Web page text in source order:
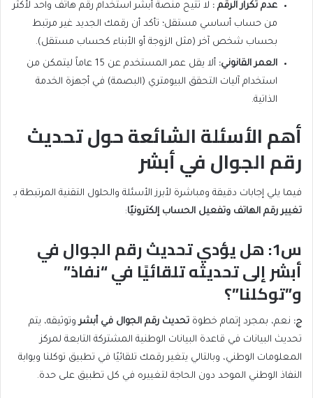
عدم تكرار الرقم : لا تتيح منصة أبشر استخدام رقم هاتف واحد لأكثر
من حساب أساسي مستقل؛ تأكد أن رقمك الجديد غير مرتبط
بحساب شخص آخر (مثل الزوجة أو الأبناء كحساب مستقل).
العمر القانوني:
ألا يقل عمر المستخدم عن 15 عاماً ليتمكن من
استخدام آليات التحقق البيومتري (البصمة) في أجهزة الخدمة
الذاتية.
أهم الأسئلة الشائعة حول تحديث
رقم الجوال في أبشر
فيما يلي إجابات دقيقة ومباشرة لأبرز الأسئلة والحلول التقنية المرتبطة بـ
تغيير رقم الهاتف وتفعيل الحساب إلكترونيًا:
س1: هل يؤدي تحديث رقم الجوال في
أبشر إلى تحديثه تلقائيًا في “نفاذ”
و”توكلنا”؟
ج: نعم، بمجرد إتمام خطوة تحديث رقم الجوال في أبشروتوثيقه، يتم
تحديث البيانات في قاعدة البيانات الوطنية المشتركة التابعة لمركز
المعلومات الوطني، وبالتالي يتغير رقمك تلقائيًا في تطبيق توكلنا وبوابة
النفاذ الوطني الموحد دون الحاجة لتغييره في كل تطبيق على حدة.